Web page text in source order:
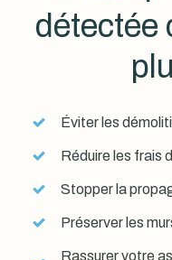
détectée
Éviter les
Réduire les frais
Stopper la
Préserver les
Rassurer votre